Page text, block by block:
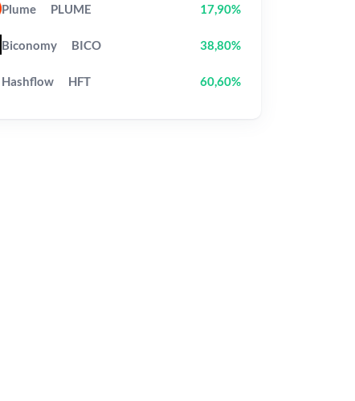
Plume PLUME 17,90%
Biconomy BICO 38,80%
Hashflow HFT 60,60%